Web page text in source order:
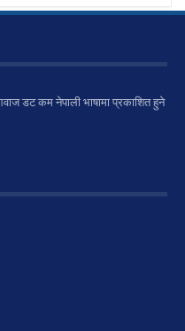
डट कम नेपाली भाषामा प्रकाशित हुने